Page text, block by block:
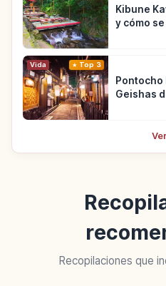
Kibune
y cómo
Vida Top 3
Pontocho
Geishas
Recopilaciones que